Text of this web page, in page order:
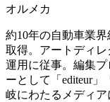
オルメカ
約10年の自動車業
取得。アートディ
運用に従事。編集
ーとして「editeur
岐にわたるメディ